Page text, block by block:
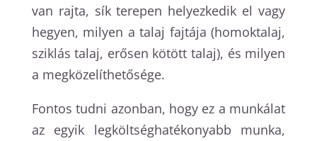
van rajta, sík terepen helyezkedik el vagy
hegyen, milyen a talaj fajtája (homoktalaj,
sziklás talaj, erősen kötött talaj), és milyen
a megközelíthetősége.
Fontos tudni azonban, hogy ez a munkálat
az egyik legköltséghatékonyabb munka,